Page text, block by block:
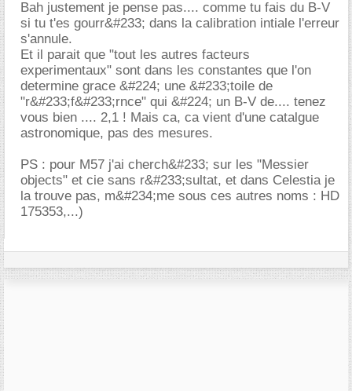
Bah justement je pense pas.... comme tu fais du B-V
si tu t'es gourr&#233; dans la calibration intiale l'erreur
s'annule.
Et il parait que "tout les autres facteurs
experimentaux" sont dans les constantes que l'on
determine grace &#224; une &#233;toile de
"r&#233;f&#233;rnce" qui &#224; un B-V de.... tenez
vous bien .... 2,1 ! Mais ca, ca vient d'une catalgue
astronomique, pas des mesures.
PS : pour M57 j'ai cherch&#233; sur les "Messier
objects" et cie sans r&#233;sultat, et dans Celestia je
la trouve pas, m&#234;me sous ces autres noms : HD
175353,...)